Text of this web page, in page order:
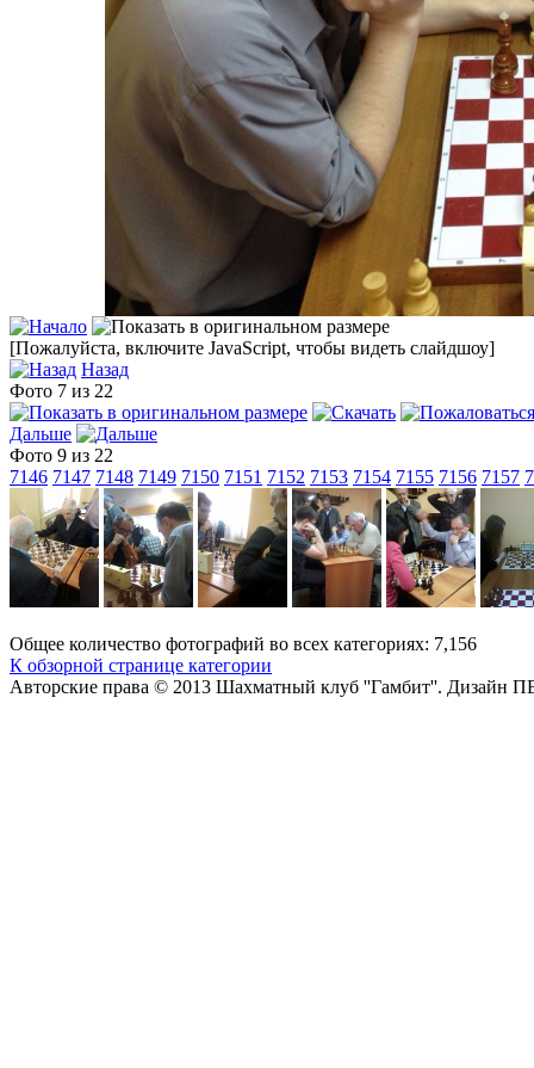
[Пожалуйста, включите JavaScript, чтобы видеть слайдшоу]
Назад
Фото 7 из 22
Дальше
Фото 9 из 22
7146 7147 7148 7149 7150 7151 7152 7153 7154 7155 7156 7157
Общее количество фотографий во всех категориях: 7,156
К обзорной странице категории
Авторские права © 2013 Шахматный клуб ''Гамбит''. Дизайн